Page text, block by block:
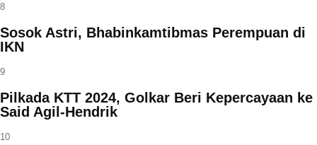
8
Sosok Astri, Bhabinkamtibmas Perempuan di
IKN
9
Pilkada KTT 2024, Golkar Beri Kepercayaan ke
Said Agil-Hendrik
10